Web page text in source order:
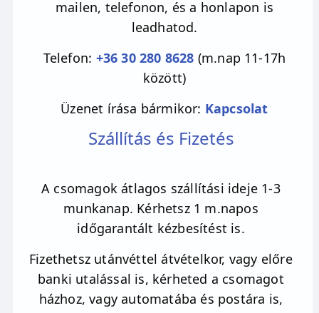
Gyógyító energiák közvetítése
A szugilit ideális választás azoknak:
Akik védelmet keresnek a negatív energiák ellen
ne habozz! Engedd, hogy ez a varázslatos
ásvány támogasson a belső utadon!
mailen, telefonon, és a honlapon is
leadhatod.
Telefon: +36 30 280 8628 (m.nap 11-17h
között)
Üzenet írása bármikor: Kapcsolat
Szállítás és Fizetés
A csomagok átlagos szállítási ideje 1-3
munkanap. Kérhetsz 1 m.napos
időgarantált kézbesítést is.
Fizethetsz utánvéttel átvételkor, vagy előre
banki utalással is, kérheted a csomagot
házhoz, vagy automatába és postára is,